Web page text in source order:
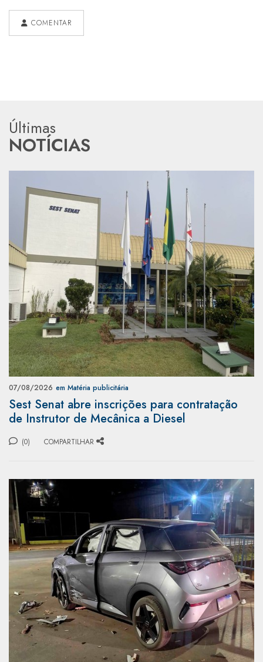
COMENTAR
Últimas
NOTÍCIAS
07/08/2026 em Matéria publicitária
Sest Senat abre inscrições para contratação
de Instrutor de Mecânica a Diesel
(0) COMPARTILHAR